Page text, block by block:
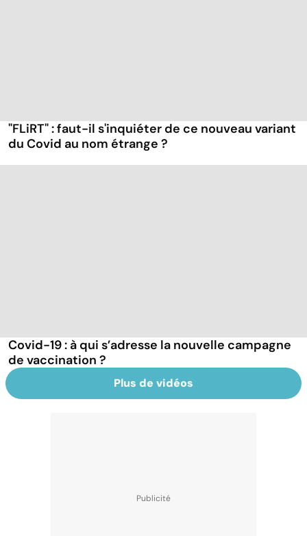
"FLiRT" : faut-il s'inquiéter de ce nouveau variant
du Covid au nom étrange ?
Covid-19 : à qui s’adresse la nouvelle campagne
de vaccination ?
Plus de vidéos